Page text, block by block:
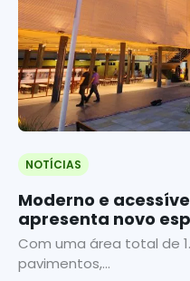
NOTÍCIAS
Moderno e
apresenta novo
Com uma área total de
pavimentos,...